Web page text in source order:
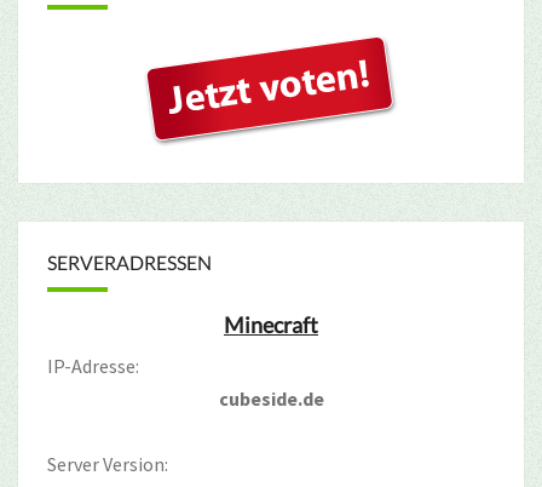
SERVERADRESSEN
Minecraft
IP-Adresse:
cubeside.de
Server Version: